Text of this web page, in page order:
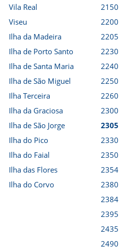
Vila Real
Viseu
Ilha da Madeira
Ilha de Porto Santo
Ilha de Santa Maria
Ilha de São Miguel
Ilha Terceira
Ilha da Graciosa
Ilha de São Jorge
Ilha do Pico
Ilha do Faial
Ilha das Flores
Ilha do Corvo
2150
2200
2205
2230
2240
2250
2260
2300
2305
2330
2350
2354
2380
2384
2395
2435
2490